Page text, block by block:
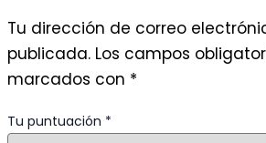
Tu dirección de correo
publicada. Los campos
marcados con *
Tu puntuación *